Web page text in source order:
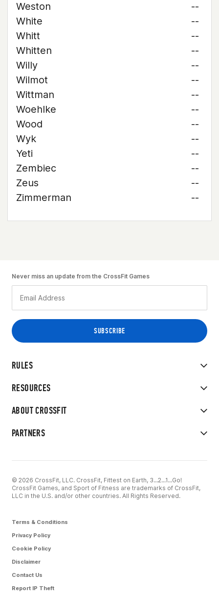
Weston
--
White
--
Whitt
--
Whitten
--
Willy
--
Wilmot
--
Wittman
--
Woehlke
--
Wood
--
Wyk
--
Yeti
--
Zembiec
--
Zeus
--
Zimmerman
--
RULES
RESOURCES
ABOUT CROSSFIT
PARTNERS
Never miss an update from the CrossFit Games
© 2026 CrossFit, LLC. CrossFit, Fittest on Earth, 3...2...1...Go!
CrossFit Games, and Sport of Fitness are trademarks of CrossFit,
LLC in the U.S. and/or other countries. All Rights Reserved.
Terms & Conditions
Privacy Policy
Cookie Policy
Disclaimer
Contact Us
Report IP Theft